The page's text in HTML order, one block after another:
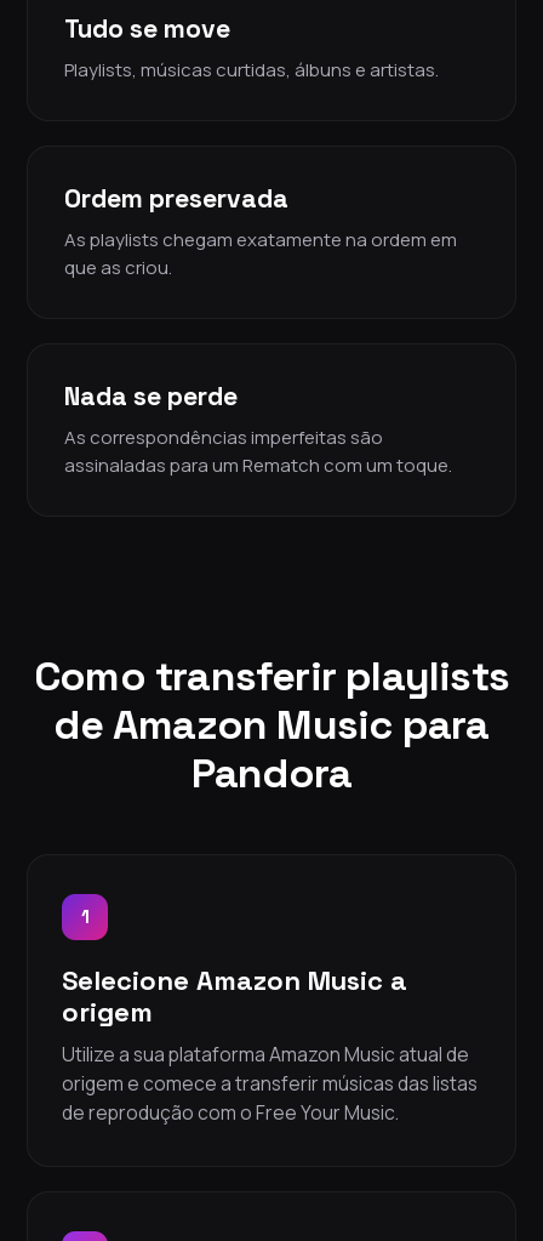
Tudo se move
Playlists, músicas curtidas, álbuns e artistas.
Ordem preservada
As playlists chegam exatamente na ordem em
que as criou.
Nada se perde
As correspondências imperfeitas são
assinaladas para um Rematch com um toque.
Como transferir playlists
de Amazon Music para
Pandora
1
Selecione Amazon Music a
origem
Utilize a sua plataforma Amazon Music atual de
origem e comece a transferir músicas das listas
de reprodução com o Free Your Music.